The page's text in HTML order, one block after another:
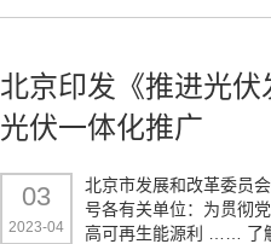
北京印发《推进光
光伏一体化推广
03
2023-04
北京市发展和改革委员
号各有关单位：为贯彻
高可再生能源利 …… 了